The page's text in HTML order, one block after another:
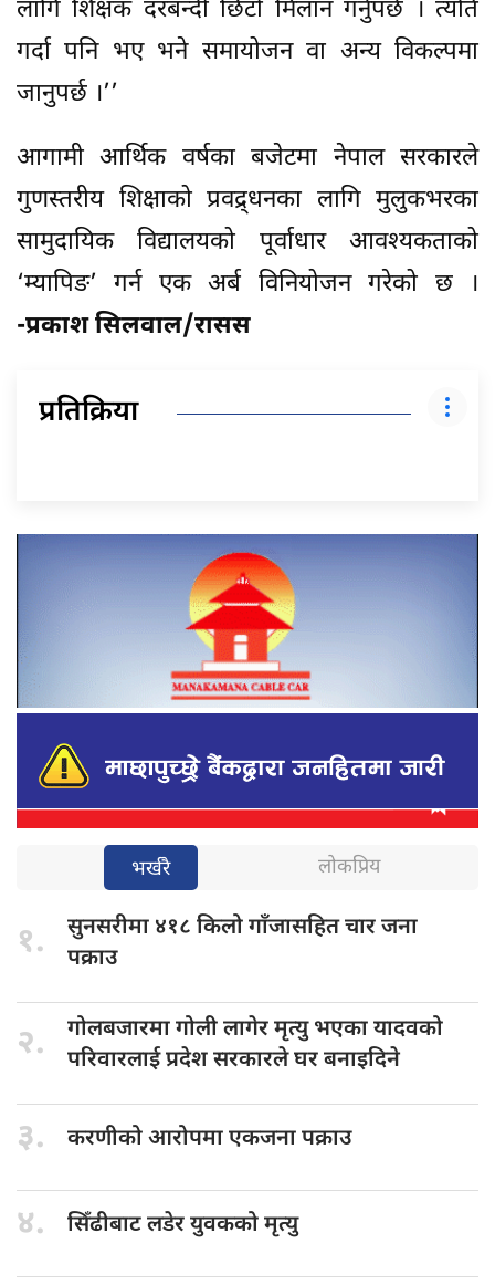
लागि शिक्षक दरबन्दी छिटो मिलान गर्नुपर्छ । त्यति
गर्दा पनि भए भने समायोजन वा अन्य विकल्पमा
जानुपर्छ ।’’
आगामी आर्थिक वर्षका बजेटमा नेपाल सरकारले
गुणस्तरीय शिक्षाको प्रवद्र्धनका लागि मुलुकभरका
सामुदायिक विद्यालयको पूर्वाधार आवश्यकताको
‘म्यापिङ’ गर्न एक अर्ब विनियोजन गरेको छ ।
-प्रकाश सिलवाल/रासस
प्रतिक्रिया
भर्खरै लोकप्रिय
१. सुनसरीमा ४१८ किलो गाँजासहित चार जना
पक्राउ
२. गोलबजारमा गोलीलागेर मृत्यु भएका यादवको
परिवारलाई प्रदेश सरकारले घर बनाइदिने
३. करणीको आरोपमाएकजना पक्राउ
४. सिँढीबाट लडेरयुवकको मृत्यु